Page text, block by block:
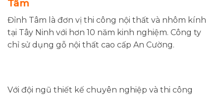
Tâm
Đỉnh Tâm là đơn vị thi công nội thất và nhôm kính
tại Tây Ninh với hơn 10 năm kinh nghiệm. Công ty
chỉ sử dụng gỗ nội thất cao cấp An Cường.
Với đội ngũ thiết kế chuyên nghiệp và thi công